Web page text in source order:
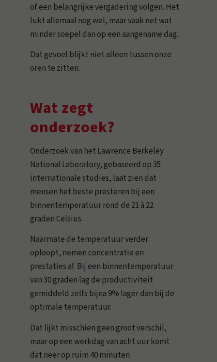
of een belangrijke vergadering volgen. Het
lukt allemaal nog wel, maar vaak net wat
minder soepel dan op een aangename dag.
Dat gevoel blijkt niet alleen tussen onze
oren te zitten.
Wat zegt
onderzoek?
Onderzoek van het Lawrence Berkeley
National Laboratory, gebaseerd op 35
internationale studies, laat zien dat
mensen het beste presteren bij een
binnentemperatuur rond de 21 à 22
graden Celsius.
Naarmate de temperatuur verder
oploopt, nemen concentratie en
prestaties af. Bij een binnentemperatuur
van 30 graden lag de productiviteit
gemiddeld zelfs bijna 9% lager dan bij de
optimale temperatuur.
Dat lijkt misschien geen groot verschil,
maar op een werkdag van acht uur komt
dat neer op ruim 40 minuten